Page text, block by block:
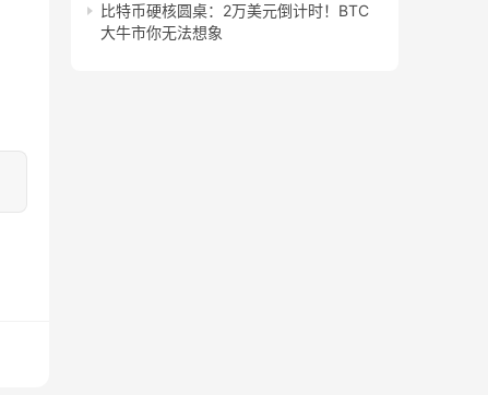
比特币硬核圆桌：2万美元倒计时！BTC
大牛市你无法想象